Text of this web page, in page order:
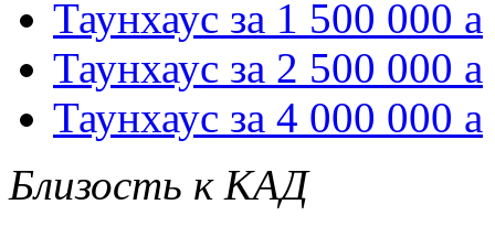
Таунхаус за 1 500 000 a
Таунхаус за 2 500 000 a
Таунхаус за 4 000 000 a
Близость к КАД